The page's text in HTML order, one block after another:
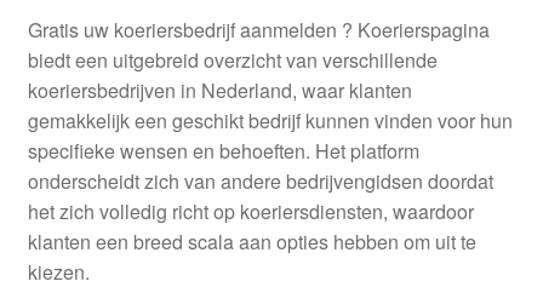
Gratis uw koeriersbedrijf aanmelden ? Koerierspagina
biedt een uitgebreid overzicht van verschillende
koeriersbedrijven in Nederland, waar klanten
gemakkelijk een geschikt bedrijf kunnen vinden voor hun
specifieke wensen en behoeften. Het platform
onderscheidt zich van andere bedrijvengidsen doordat
het zich volledig richt op koeriersdiensten, waardoor
klanten een breed scala aan opties hebben om uit te
kiezen.